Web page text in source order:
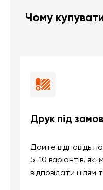
Чому
Друк під
Дайте відповідь
5-10 варіантів,
відповідати цілям